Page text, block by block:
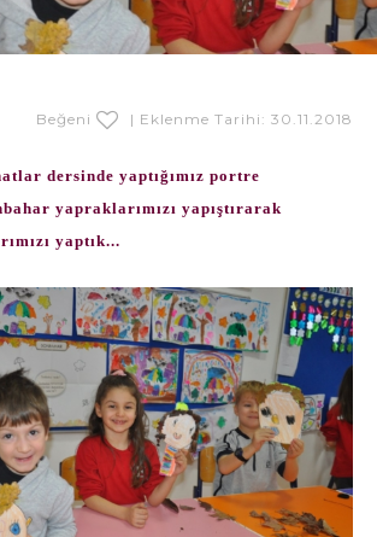
Beğeni | Eklenme Tarihi: 30.11.2018
dersinde yaptığımız portre
yapraklarımızı yapıştırarak
yaptık...